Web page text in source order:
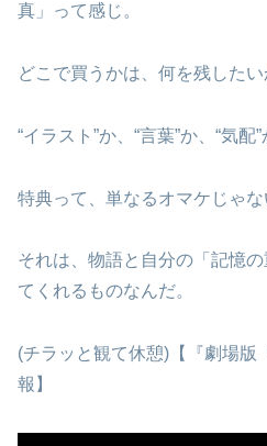
真」って感じ。
どこで買うかは、何を残したい
“イラスト”か、“言葉”か、“気配”
特典って、単なるオマケじゃな
それは、物語と自分の「記憶
てくれるものなんだ。
(チラッと観て休憩)【『劇場版
報】